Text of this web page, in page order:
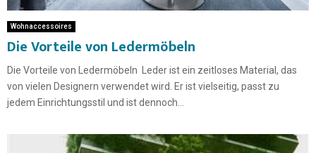
Wohnaccessoires
Die Vorteile von Ledermöbeln
Die Vorteile von Ledermöbeln Leder ist ein zeitloses Material, das
von vielen Designern verwendet wird. Er ist vielseitig, passt zu
jedem Einrichtungsstil und ist dennoch...